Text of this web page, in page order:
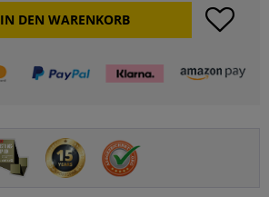
IN DEN WARENKORB